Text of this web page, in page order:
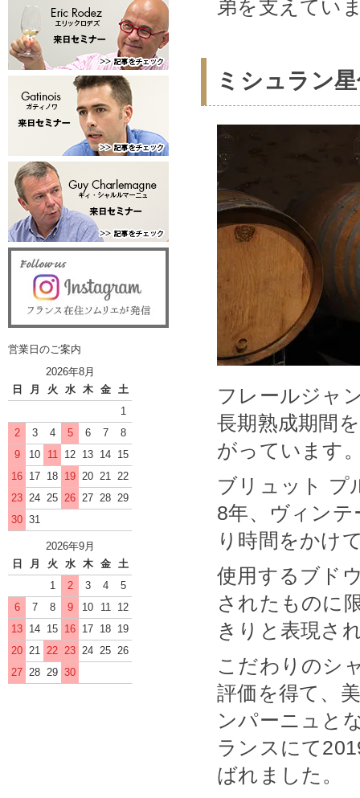
弟を支えてい
ミシュラン
フレールジャ
長期熟成期間
がっています
ブリュット プ
8年、ヴィン
り時間をかけ
使用するブド
されたものに
きりと表現さ
こだわりのシ
評価を得て、
ンパーニュと
ランスにて
ばれました。
営業日のご案内
2026年8月
日
月 火 水 木 金
土
1
2
3 4 5 6 7
8
9
10 11 12 13 14 15
16 17 18 19 20 21 22
23 24 25 26 27 28 29
30 31
2026年9月
日
月 火 水 木 金
土
1
2 3 4
5
6
7 8 9 10 11
12
13 14 15 16 17 18 19
20 21 22 23 24 25 26
27 28 29 30